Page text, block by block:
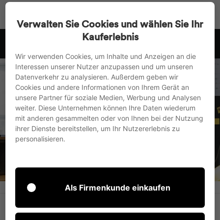
Vai
al
Verwalten Sie Cookies und wählen Sie Ihr
Kauferlebnis
Wir verwenden Cookies, um Inhalte und Anzeigen an die
Interessen unserer Nutzer anzupassen und um unseren
Datenverkehr zu analysieren. Außerdem geben wir
Cookies und andere Informationen von Ihrem Gerät an
unsere Partner für soziale Medien, Werbung und Analysen
weiter. Diese Unternehmen können Ihre Daten wiederum
mit anderen gesammelten oder von Ihnen bei der Nutzung
ihrer Dienste bereitstellen, um Ihr Nutzererlebnis zu
personalisieren.
Als Firmenkunde einkaufen
in
pausa
la
presentazione
spediamo in UE, Regno Unito e Svizzera
Pagina iniziale / Collezioni
Allestisci spazi creativi